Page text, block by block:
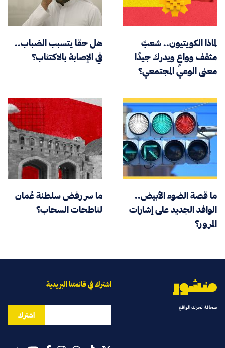
لماذا الكويتيون.. شعبٌ
مثقف وواعٍ ويدرك جيدًا
معنى الوعي المجتمعي؟
هل حقا يتسبب الضباب..
في الإصابة بالاكتئاب؟
ما قصة الضوء الأبيض..
الوافد الجديد على إشارات
المرور؟
ما سر رفض سلطنة عُمان
لناطحات السحاب؟
صحافة تحرك الواقع
اشترك في قائمتنا البريدية
اشترك